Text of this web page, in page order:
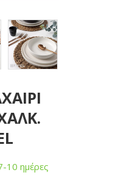
10 ημέρες